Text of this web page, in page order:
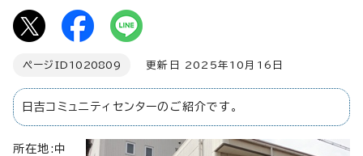
ページID 1020809 更新日 2025年10月16日
日吉コミュニティセンターのご紹介です。
所在地:中